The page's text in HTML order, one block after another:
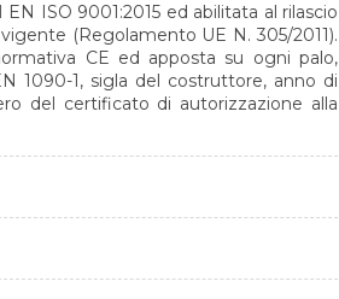
ISO 9001:2015 ed abilitata al rilascio
(Regolamento UE N. 305/2011).
CE ed apposta su ogni palo,
1090-1, sigla del costruttore, anno di
del certificato di autorizzazione alla